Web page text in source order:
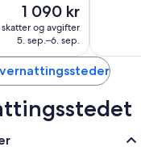
Prisen
er
1 090 kr
1 090 kr
og avgifter
5. sep.–6. sep.